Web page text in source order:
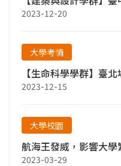
2023-12-20
大學考情
【生命科學學群】臺
2023-12-15
大學校園
航海王發威，影響大學
2023-03-29